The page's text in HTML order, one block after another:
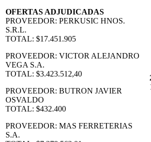
OFERTAS ADJUDICADAS
PROVEEDOR: PERKUSIC HNOS.
S.R.L.
TOTAL: $17.451.905
PROVEEDOR: VICTOR ALEJANDRO
VEGA S.A.
TOTAL: $3.423.512,40
PROVEEDOR: BUTRON JAVIER
OSVALDO
TOTAL: $432.400
PROVEEDOR: MAS FERRETERIAS
S.A.